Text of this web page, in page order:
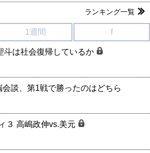
ランキング一覧
1週間 f
は社会復帰しているか
談、第1戦で勝ったのはどちら
３ 高嶋政伸vs.美元